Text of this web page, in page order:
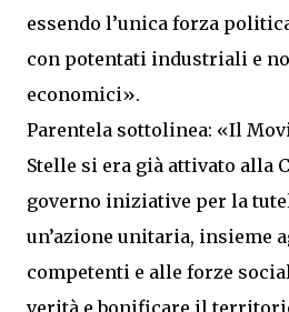
essendo l’unica forza
con potentati industriali e
economici».
Parentela sottolinea: «Il
Stelle si era già attivato alla
governo iniziative per la
un’azione unitaria,
competenti e alle forze
verità e bonificare il